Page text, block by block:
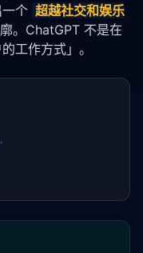
个 超越社交和娱乐
。ChatGPT 不是在
工作方式」。